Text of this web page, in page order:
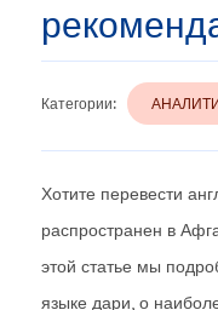
Категории:
Хотите перевести
распространен в
этой статье мы
языке дари, о